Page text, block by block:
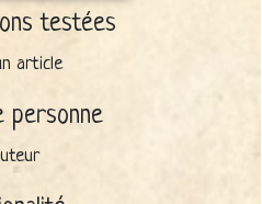
testées
article
personne